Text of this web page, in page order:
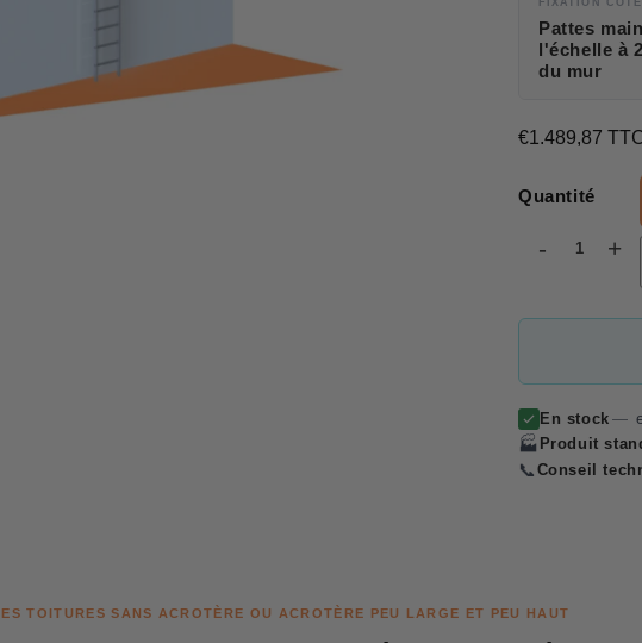
FIXATION
Pattes
l'échelle à
du mur
€1.489,87
Quantité
- +
En stock —
🏭 Produit
📞 Conseil
TOITURES SANS ACROTÈRE OU ACROTÈRE PEU LARGE ET PEU HAUT